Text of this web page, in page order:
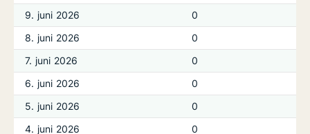
9. juni 2026
0
8. juni 2026
0
7. juni 2026
0
6. juni 2026
0
5. juni 2026
0
4. juni 2026
0